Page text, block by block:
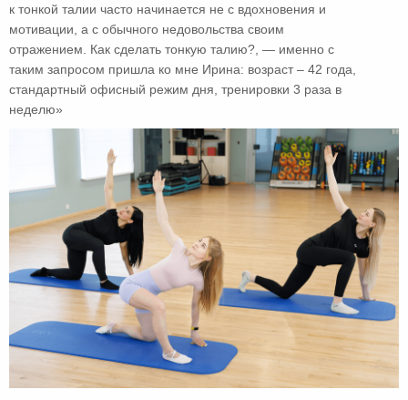
к тонкой талии часто начинается не с вдохновения и
мотивации, а с обычного недовольства своим
отражением. Как сделать тонкую талию?, — именно с
таким запросом пришла ко мне Ирина: возраст – 42 года,
стандартный офисный режим дня, тренировки 3 раза в
неделю»